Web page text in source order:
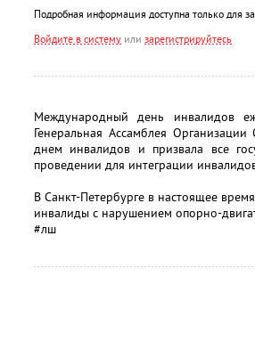
Подробная информация доступна только для
Войдите в систему или зарегистрируйтесь
Международный день инвалидов
Генеральная Ассамблея
днем инвалидов и призвала все
проведении для интеграции
В Санкт-Петербурге в настоящее
инвалиды с нарушением опорно-
#лш